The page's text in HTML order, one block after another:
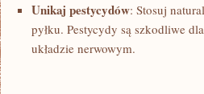
Unikaj pestycydów: Stosuj
pyłku. Pestycydy są szkodliwe
układzie nerwowym.